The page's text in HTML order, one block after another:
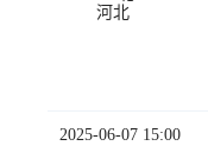
河北
2025-06-07 15:00